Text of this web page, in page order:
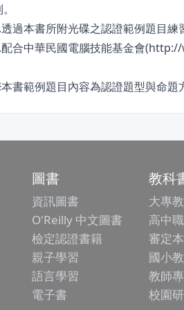
過本書所附光碟之認證範例題目練
合中華民國電腦技能基金會
書範例題目內容為認證題型與命
圖書
資訊圖書
O'Reilly 中文圖書
檢定認證書籍
親子學習
語言學習
電子書
教科
大專
高中
審定本
國小
教師
校園